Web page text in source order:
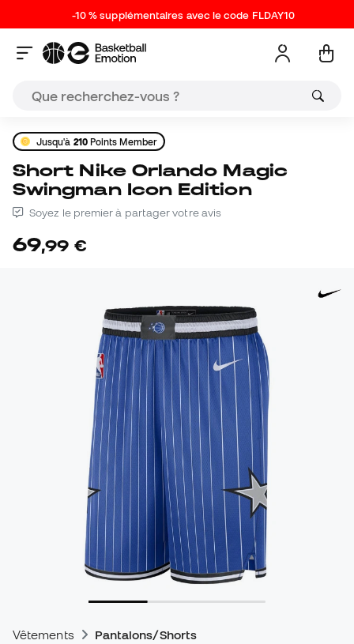
-10 % supplémentaires avec le code FLDAY10
Jusqu'à 210Points Member
Short Nike Orlando Magic
Swingman Icon Edition
Soyez le premier à partager votre avis
69,99 €
Vêtements Pantalons/Shorts